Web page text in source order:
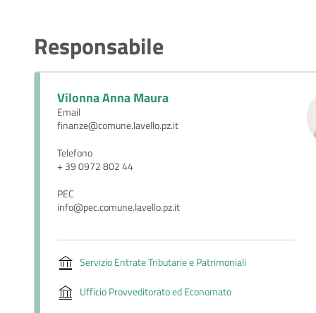
Responsabile
Vilonna Anna Maura
Email
finanze@comune.lavello.pz.it
Telefono
+ 39 0972 802 44
PEC
info@pec.comune.lavello.pz.it
Servizio Entrate Tributarie e Patrimoniali
Ufficio Provveditorato ed Economato